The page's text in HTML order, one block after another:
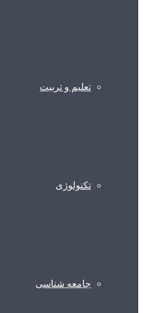
تعلیم و تربیت
تکنولوژی
جامعه شناسی